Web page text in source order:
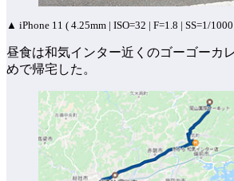
▲ iPhone 11 ( 4.25mm | ISO=32 | F=1.8 | SS=1/
昼食は和気インター近くのゴーゴーカ
めで帰宅した。